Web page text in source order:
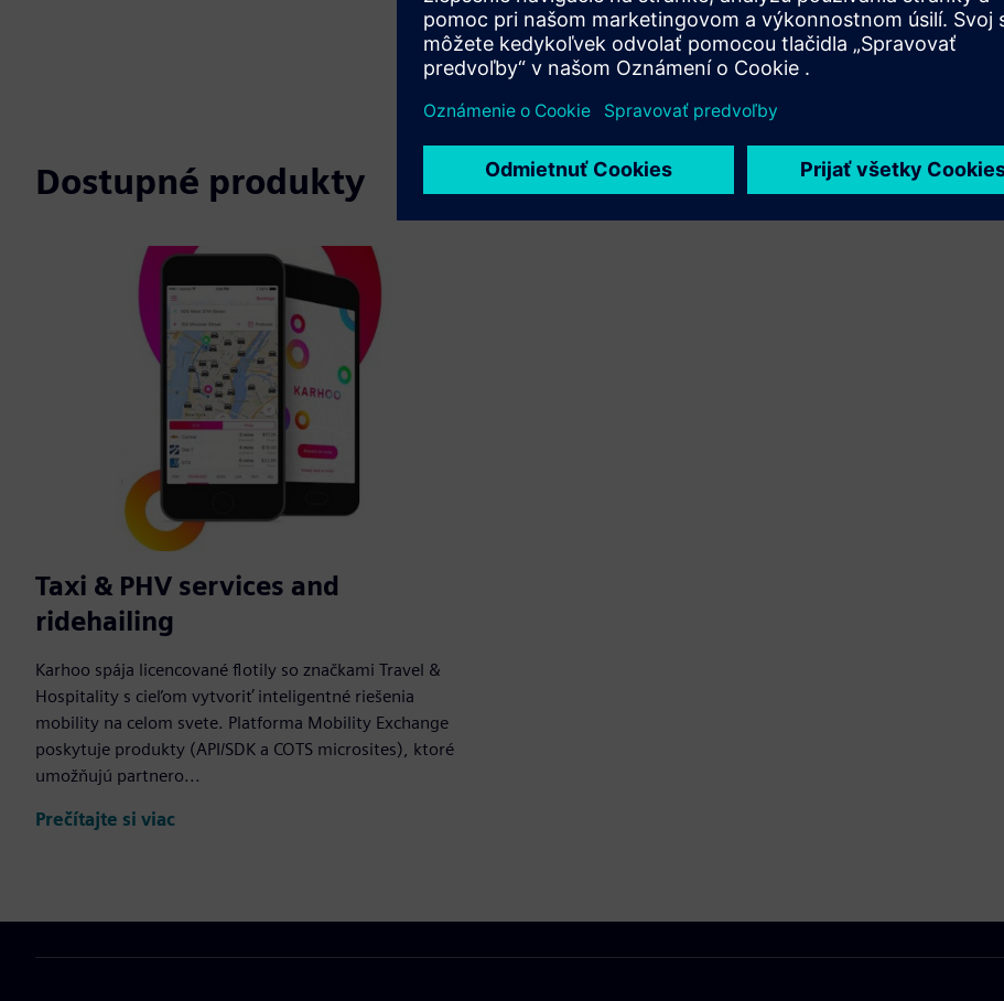
nové zákaznícke riešenie integráciou produktu Siemens
Xcelerator a vlastného produktu
Dostupné produkty
Taxi & PHV services and
ridehailing
Karhoo spája licencované flotily so značkami Travel &
Hospitality s cieľom vytvoriť inteligentné riešenia
mobility na celom svete. Platforma Mobility Exchange
poskytuje produkty (API/SDK a COTS microsites), ktoré
umožňujú partnero...
Prečítajte si viac